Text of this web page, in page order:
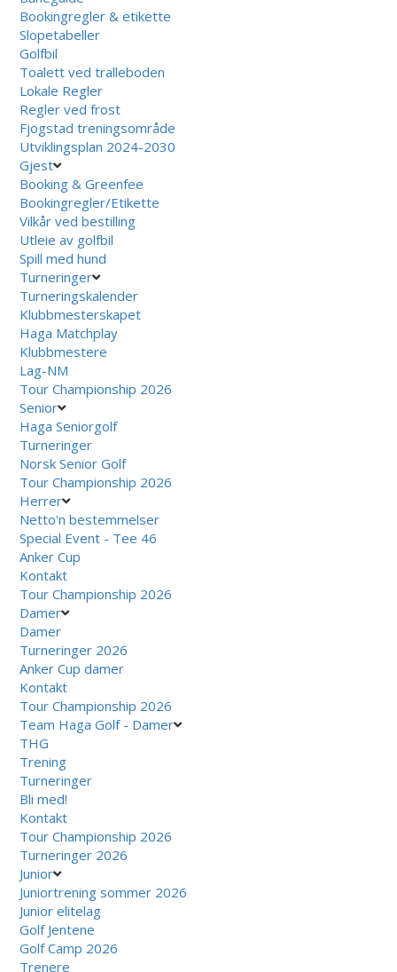
Bookingregler & etikette
Slopetabeller
Golfbil
Toalett ved tralleboden
Lokale Regler
Regler ved frost
Fjogstad treningsområde
Utviklingsplan 2024-2030
Gjest
Booking & Greenfee
Bookingregler/Etikette
Vilkår ved bestilling
Utleie av golfbil
Spill med hund
Turneringer
Turneringskalender
Klubbmesterskapet
Haga Matchplay
Klubbmestere
Lag-NM
Tour Championship 2026
Senior
Haga Seniorgolf
Turneringer
Norsk Senior Golf
Tour Championship 2026
Herrer
Netto'n bestemmelser
Special Event - Tee 46
Anker Cup
Kontakt
Tour Championship 2026
Damer
Damer
Turneringer 2026
Anker Cup damer
Kontakt
Tour Championship 2026
Team Haga Golf - Damer
THG
Trening
Turneringer
Bli med!
Kontakt
Tour Championship 2026
Turneringer 2026
Junior
Juniortrening sommer 2026
Junior elitelag
Golf Jentene
Golf Camp 2026
Trenere